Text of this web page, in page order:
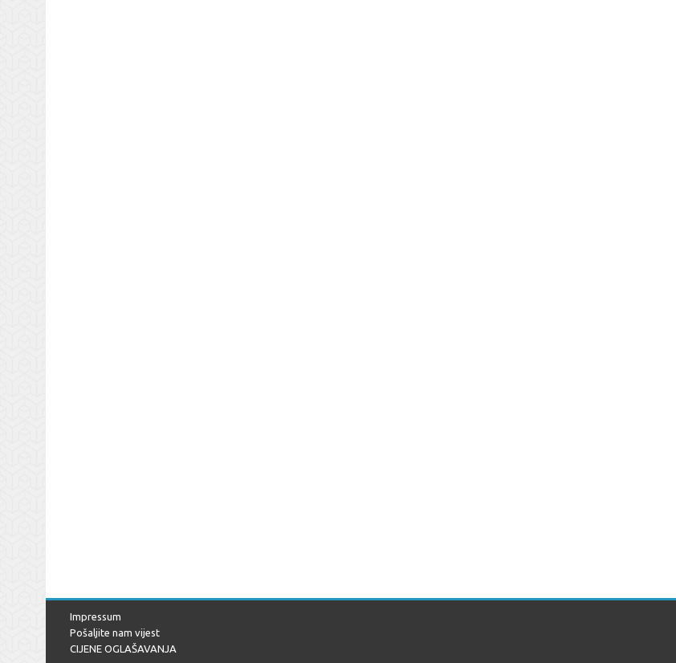
Impressum
Pošaljite nam vijest
CIJENE OGLAŠAVANJA